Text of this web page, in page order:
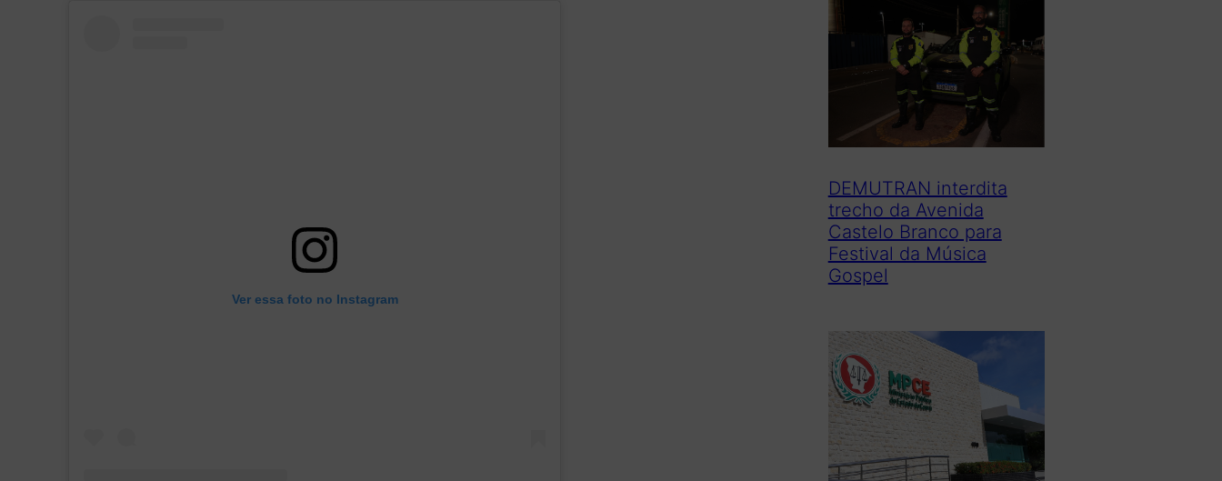
Ver essa foto no Instagram
DEMUTRAN interdita
trecho da Avenida
Castelo Branco para
Festival da Música
Gospel